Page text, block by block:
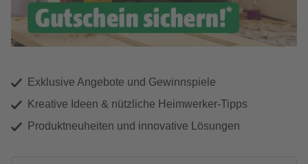
Exklusive Angebote und Gewinnspiele
Kreative Ideen & nützliche Heimwerker-Tipps
Produktneuheiten und innovative Lösungen